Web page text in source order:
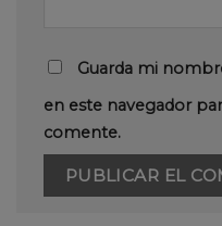
Guarda mi
en este navegador
comente.